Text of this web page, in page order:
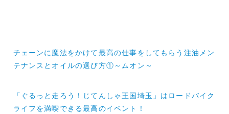
稿
ビ
チェーンに魔法をかけて最高の仕事をしてもらう注油メン
テナンスとオイルの選び方①～ムオン～
「ぐるっと走ろう！じてんしゃ王国埼玉」はロードバイク
ライフを満喫できる最高のイベント！